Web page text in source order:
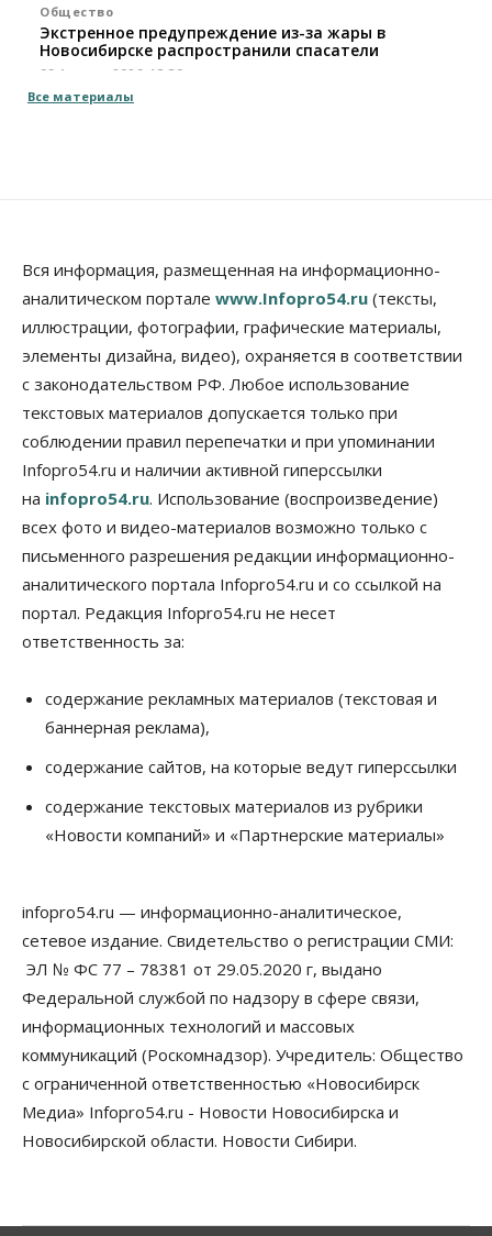
Общество
Экстренное предупреждение из-за жары в
Новосибирске распространили спасатели
09 Августа 2026, 13:30
«бронировать» со школы
Авто Общество
Не катастрофа, а стресс-тест: эксперт
новосибирской сети СТО пояснил кому можно
заливать бензин Евро‑2
09 Августа 2026, 10:00
Бизнес
Работодатели Новосибирска заявили в центры
занятости почти 32 тысячи вакансий
09 Августа 2026, 09:00
Общество
Спрос на машино-места в
Новосибирской области вырос в полтора раза
К современному юридическому образованию в
России возникает много вопросов
08 Августа 2026, 17:00
Новосибирские вузы опубликовали
приказы о зачислении на бюджетные места
08 Августа 2026, 16:00
Искусственный интеллект впервые выписал
штраф за борщевик
08 Августа 2026, 15:00
Авто
Продажи подержанных электромобилей в
Новосибирской области растут второй месяц
08 Августа 2026, 13:00
Бизнес Общество
Детские центры Новосибирска
перегибают с «педагогикой успеха», считает
Все материалы
Вся информация, размещенная на информационно-
аналитическом портале www.Infopro54.ru (тексты,
иллюстрации, фотографии, графические материалы,
элементы дизайна, видео), охраняется в соответствии
с законодательством РФ. Любое использование
текстовых материалов допускается только при
соблюдении правил перепечатки и при упоминании
Infopro54.ru и наличии активной гиперссылки
на infopro54.ru. Использование (воспроизведение)
всех фото и видео-материалов возможно только с
письменного разрешения редакции информационно-
аналитического портала Infopro54.ru и со ссылкой на
портал. Редакция Infopro54.ru не несет
ответственность за:
содержание рекламных материалов (текстовая и
баннерная реклама),
содержание сайтов, на которые ведут гиперссылки
содержание текстовых материалов из рубрики
«Новости компаний» и «Партнерские материалы»
infopro54.ru — информационно-аналитическое,
сетевое издание. Свидетельство о регистрации СМИ:
ЭЛ № ФС 77 – 78381 от 29.05.2020 г, выдано
Федеральной службой по надзору в сфере связи,
информационных технологий и массовых
коммуникаций (Роскомнадзор). Учредитель: Общество
с ограниченной ответственностью «Новосибирск
Медиа» Infopro54.ru - Новости Новосибирска и
Новосибирской области. Новости Сибири.